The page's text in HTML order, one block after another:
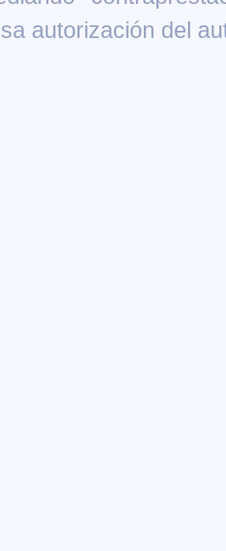
autorización del